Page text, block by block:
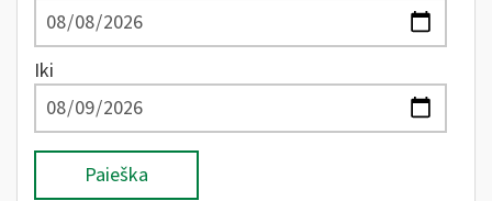
Iki
Paieška